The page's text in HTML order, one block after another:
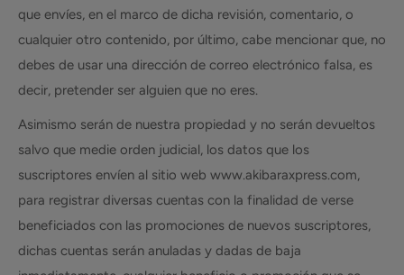
que envíes, en el marco de dicha revisión, comentario, o
cualquier otro contenido, por último, cabe mencionar que, no
debes de usar una dirección de correo electrónico falsa, es
decir, pretender ser alguien que no eres.
Asimismo serán de nuestra propiedad y no serán devueltos
salvo que medie orden judicial, los datos que los
suscriptores envíen al sitio web www.akibaraxpress.com,
para registrar diversas cuentas con la finalidad de verse
beneficiados con las promociones de nuevos suscriptores,
dichas cuentas serán anuladas y dadas de baja